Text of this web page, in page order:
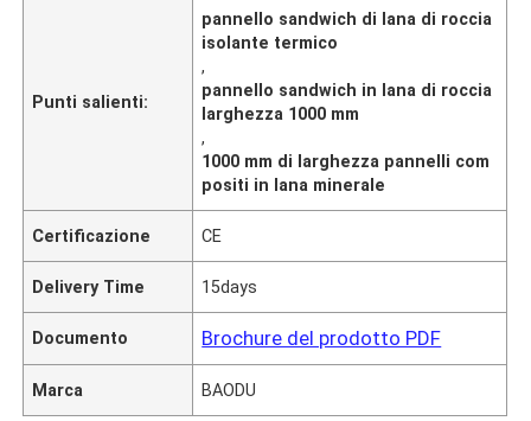
Punti salienti:
pannello sandwich di lana di roccia
isolante termico
,
pannello sandwich in lana di roccia
larghezza 1000 mm
,
1000 mm di larghezza pannelli com
positi in lana minerale
Certificazione CE
Delivery Time 15days
Documento Brochure del prodotto PDF
Marca BAODU